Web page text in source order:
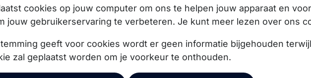
cookies op jouw computer om ons te helpen jouw apparaat en
jouw gebruikerservaring te verbeteren. Je kunt meer lezen over ons
geeft voor cookies wordt er geen informatie bijgehouden
zal geplaatst worden om je voorkeur te onthouden.